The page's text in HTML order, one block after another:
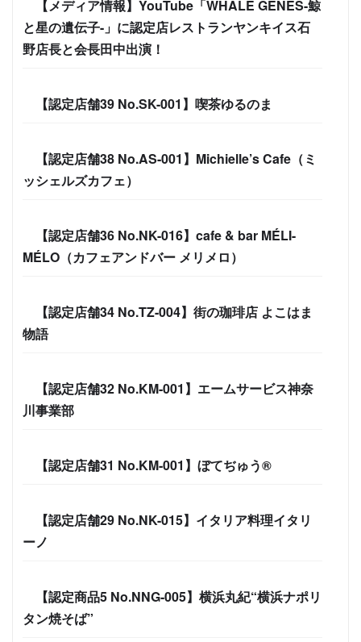
【メディア情報】YouTube「WHALE GENES-鯨
と星の遺伝子-」に認定店レストランヤンキイス石
野店長と会長田中出演！
【認定店舗39 No.SK-001】喫茶ゆるのま
【認定店舗38 No.AS-001】Michielle’s Cafe（ミ
ッシェルズカフェ）
【認定店舗36 No.NK-016】cafe & bar MÉLI-
MÉLO（カフェアンドバー メリメロ）
【認定店舗34 No.TZ-004】街の珈琲店 よこはま
物語
【認定店舗32 No.KM-001】エームサービス神奈
川事業部
【認定店舗31 No.KM-001】ぼてぢゅう®
【認定店舗29 No.NK-015】イタリア料理イタリ
ーノ
【認定商品5 No.NNG-005】横浜丸紀“横浜ナポリ
タン焼そば”